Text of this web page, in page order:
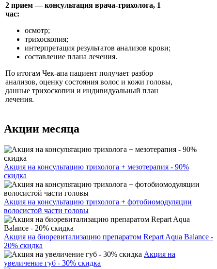
2 прием — консультация врача-трихолога, 1
час:
осмотр;
трихоскопия;
интерпретация результатов анализов крови;
составление плана лечения.
По итогам Чек-апа пациент получает разбор
анализов, оценку состояния волос и кожи головы,
данные трихоскопии и индивидуальный план
лечения.
Акции месяца
Акция на консультацию трихолога + мезотерапия - 90%
скидка
Акция на консультацию трихолога + фотобиомодуляции
волосистой части головы
Акция на биоревитализацию препаратом Repart Aqua Balance -
20% скидка
Акция на
увеличение губ - 30% скидка